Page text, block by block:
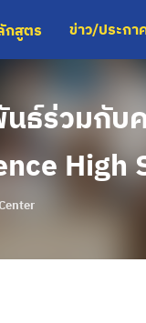
กสูตร ข่าว/ประกา
ธ์ร่วมกับ
High